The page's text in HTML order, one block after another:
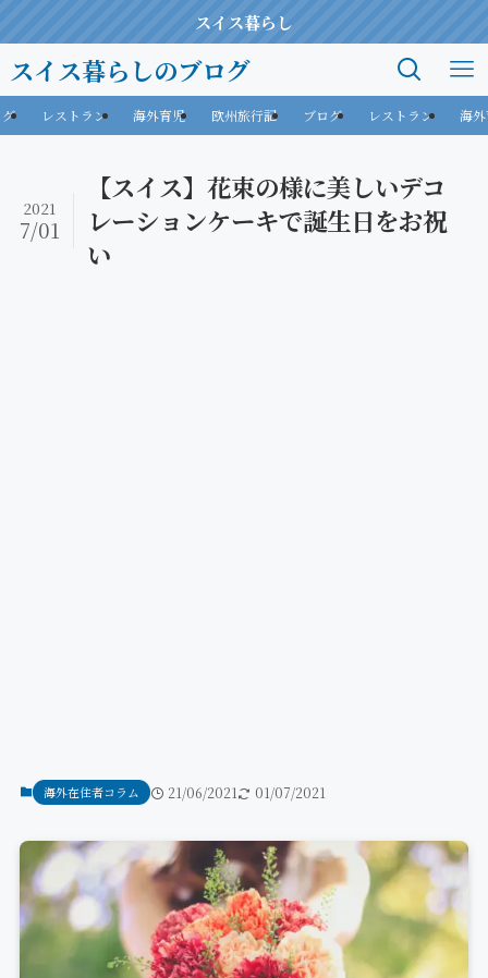
スイス暮らし
スイス暮らしのブログ
レストラン 海外育児 欧州旅行記 ブログ レストラン 海
【スイス】花束の様に美しいデコ
レーションケーキで誕生日をお祝
い
2021
7/01
海外在住者コラム 21/06/2021 01/07/2021